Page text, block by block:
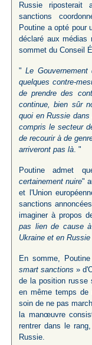
Russie riposterait
sanctions
Poutine a opté pour
déclaré aux médias
sommet du Conseil
"Le
quelques contre-
de prendre des
continue, bien sûr
quoi en Russie
compris le secteur
de recourir à de
arriveront pas là. "
Poutine admet
certainement nuire"
et l'Union
sanctions
imaginer à propos
pas lien de cause
Ukraine et en Russie
En somme,
smart sanctions »
de la position russe
en même temps de
soin de ne pas
la manœuvre
rentrer dans le
Russie.